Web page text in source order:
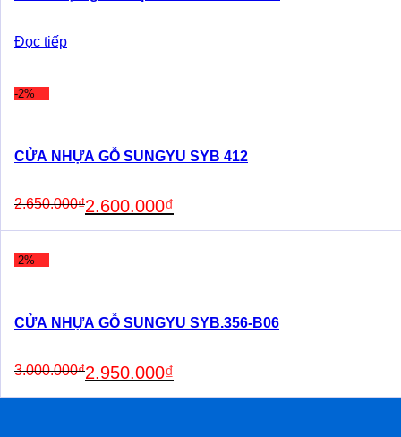
Đọc tiếp
-2%
CỬA NHỰA GỖ SUNGYU SYB 412
2.650.000₫
price
was:
2.600.000₫
price
is:
-2%
CỬA NHỰA GỖ SUNGYU SYB.356-B06
3.000.000₫
price
was:
2.950.000₫
price
is: